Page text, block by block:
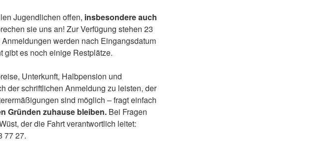
Jugendlichen offen, insbesondere auch
sie uns an! Zur Verfügung stehen 23
werden nach Eingangsdatum
gibt es noch einige Restplätze.
Unterkunft, Halbpension und
der schriftlichen Anmeldung zu leisten, der
sind möglich – fragt einfach
Gründen zuhause bleiben. Bei Fragen
der die Fahrt verantwortlich leitet:
77 27.